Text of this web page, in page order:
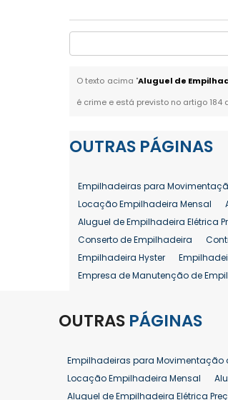
O texto acima "Aluguel de
é crime e está previsto no artigo 184
OUTRAS PÁGINAS
Empilhadeiras para
Locação Empilhadeira Mensal
Aluguel de Empilhadeira Elétrica
Conserto de Empilhadeira
Empilhadeira Hyster
Empresa de Manutenção de
Manutenção em Empilhadeiras
Reforma de Empilhadeira
Aluguel de Empilhadeira 25 ton
Venda Empilhadeiras 25 ton
OUTRAS PÁGINAS
Empilhadeiras para Movimentação
Locação Empilhadeira Mensal
Aluguel de Empilhadeira Elétrica